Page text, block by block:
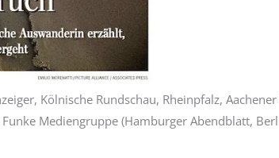
Kölnische Rundschau, Rheinpfalz,
Mediengruppe (Hamburger Abendblatt,